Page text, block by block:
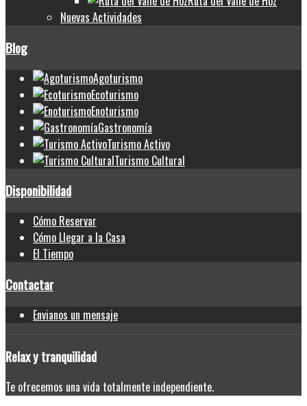
Nuevas Actividades
Blog
Agoturismo
Ecoturismo
Enoturismo
Gastronomía
Turismo Activo
Turismo Cultural
Disponibilidad
Cómo Reservar
Cómo Llegar a la Casa
El Tiempo
Contactar
Envianos un mensaje
Relaxy tranquilidad
Te ofrecemos una vida totalmente independiente.